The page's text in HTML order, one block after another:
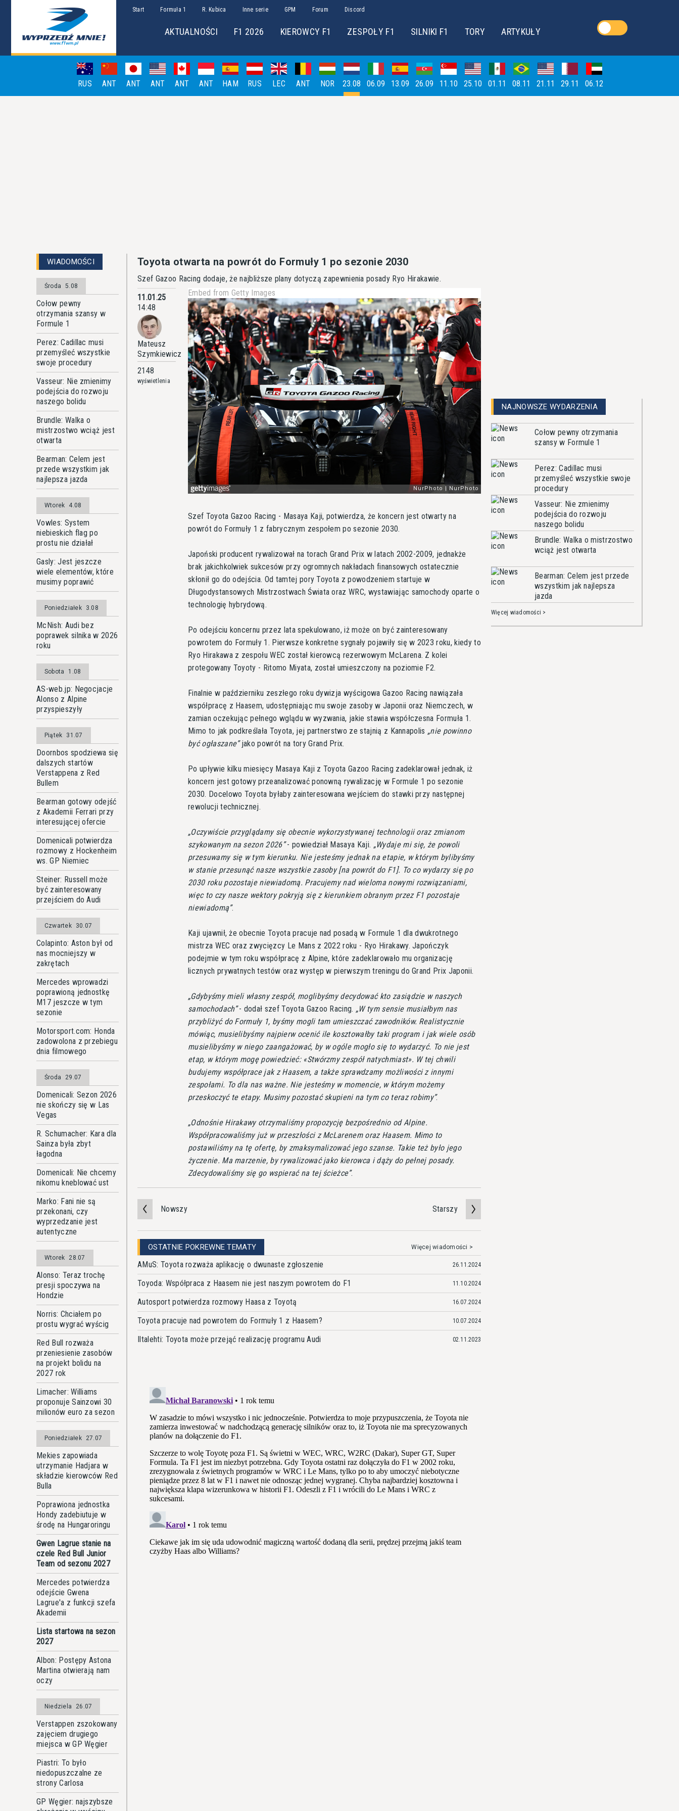
Start Formuła 1 R. Kubica Inne serie GPM Forum Discord
AKTUALNOŚCI F1 2026 KIEROWCY F1 ZESPOŁY F1 SILNIKI F1 TORY ARTYKUŁY
RUS ANT ANT ANT ANT ANT HAM RUS LEC ANT NOR 23.08 06.09 13.09 26.09 11.10 25.10 01.11 08.11 21.11 29.11 06.12
WIADOMOŚCI
Środa 5.08
Cołow pewny
otrzymania szansy w
Formule 1
Perez: Cadillac musi
przemyśleć wszystkie
swoje procedury
Vasseur: Nie zmienimy
podejścia do rozwoju
naszego bolidu
Brundle: Walka o
mistrzostwo wciąż jest
otwarta
Bearman: Celem jest
przede wszystkim jak
najlepsza jazda
Wtorek 4.08
Vowles: System
niebieskich flag po
prostu nie działał
Gasly: Jest jeszcze
wiele elementów, które
musimy poprawić
Poniedziałek 3.08
McNish: Audi bez
poprawek silnika w 2026
roku
Sobota 1.08
AS-web.jp: Negocjacje
Alonso z Alpine
przyspieszyły
Piątek 31.07
Doornbos spodziewa się
dalszych startów
Verstappena z Red
Bullem
Bearman gotowy odejść
z Akademii Ferrari przy
interesującej ofercie
Domenicali potwierdza
rozmowy z Hockenheim
ws. GP Niemiec
Steiner: Russell może
być zainteresowany
przejściem do Audi
Czwartek 30.07
Colapinto: Aston był od
nas mocniejszy w
zakrętach
Mercedes wprowadzi
poprawioną jednostkę
M17 jeszcze w tym
sezonie
Motorsport.com: Honda
zadowolona z przebiegu
dnia filmowego
Środa 29.07
Domenicali: Sezon 2026
nie skończy się w Las
Vegas
R. Schumacher: Kara dla
Sainza była zbyt
łagodna
Domenicali: Nie chcemy
nikomu kneblować ust
Marko: Fani nie są
przekonani, czy
wyprzedzanie jest
autentyczne
Wtorek 28.07
Alonso: Teraz trochę
presji spoczywa na
Hondzie
Norris: Chciałem po
prostu wygrać wyścig
Red Bull rozważa
przeniesienie zasobów
na projekt bolidu na
2027 rok
Limacher: Williams
proponuje Sainzowi 30
milionów euro za sezon
Poniedziałek 27.07
Mekies zapowiada
utrzymanie Hadjara w
składzie kierowców Red
Bulla
Poprawiona jednostka
Hondy zadebiutuje w
środę na Hungaroringu
Gwen Lagrue stanie na
czele Red Bull Junior
Team od sezonu 2027
Mercedes potwierdza
odejście Gwena
Lagrue'a z funkcji szefa
Akademii
Lista startowa na sezon
2027
Albon: Postępy Astona
Martina otwierają nam
oczy
Niedziela 26.07
Verstappen zszokowany
zajęciem drugiego
miejsca w GP Węgier
Piastri: To było
niedopuszczalne ze
strony Carlosa
GP Węgier: najszybsze
Toyota otwarta na powrót do Formuły 1 po sezonie 2030
Szef Gazoo Racing dodaje, że najbliższe plany dotyczą zapewnienia posady Ryo Hirakawie.
11.01.25
14:48
Mateusz
Szymkiewicz
2148
wyświetlenia
Embed from Getty Images
Szef Toyota Gazoo Racing - Masaya Kaji, potwierdza, że koncern jest otwarty na
powrót do Formuły 1 z fabrycznym zespołem po sezonie 2030.
Japoński producent rywalizował na torach Grand Prix w latach 2002-2009, jednakże
brak jakichkolwiek sukcesów przy ogromnych nakładach finansowych ostatecznie
skłonił go do odejścia. Od tamtej pory Toyota z powodzeniem startuje w
Długodystansowych Mistrzostwach Świata oraz WRC, wystawiając samochody oparte o
technologię hybrydową.
Po odejściu koncernu przez lata spekulowano, iż może on być zainteresowany
powrotem do Formuły 1. Pierwsze konkretne sygnały pojawiły się w 2023 roku, kiedy to
Ryo Hirakawa z zespołu WEC został kierowcą rezerwowym McLarena. Z kolei
protegowany Toyoty - Ritomo Miyata, został umieszczony na poziomie F2.
Finalnie w październiku zeszłego roku dywizja wyścigowa Gazoo Racing nawiązała
współpracę z Haasem, udostępniając mu swoje zasoby w Japonii oraz Niemczech, w
zamian oczekując pełnego wglądu w wyzwania, jakie stawia współczesna Formuła 1.
Mimo to jak podkreślała Toyota, jej partnerstwo ze stajnią z Kannapolis
nie powinno
być ogłaszane jako powrót na tory Grand Prix.
Po upływie kilku miesięcy Masaya Kaji z Toyota Gazoo Racing zadeklarował jednak, iż
koncern jest gotowy przeanalizować ponowną rywalizację w Formule 1 po sezonie
2030. Docelowo Toyota byłaby zainteresowana wejściem do stawki przy następnej
rewolucji technicznej.
Oczywiście przyglądamy się obecnie wykorzystywanej technologii oraz zmianom
szykowanym na sezon 2026 - powiedział Masaya Kaji. Wydaje mi się, że powoli
przesuwamy się w tym kierunku. Nie jesteśmy jednak na etapie, w którym bylibyśmy
w stanie przesunąć nasze wszystkie zasoby [na powrót do F1]. To co wydarzy się po
2030 roku pozostaje niewiadomą. Pracujemy nad wieloma nowymi rozwiązaniami,
więc to czy nasze wektory pokryją się z kierunkiem obranym przez F1 pozostaje
niewiadomą .
Kaji ujawnił, że obecnie Toyota pracuje nad posadą w Formule 1 dla dwukrotnego
mistrza WEC oraz zwycięzcy Le Mans z 2022 roku - Ryo Hirakawy. Japończyk
podejmie w tym roku współpracę z Alpine, które zadeklarowało mu organizację
licznych prywatnych testów oraz występ w pierwszym treningu do Grand Prix Japonii.
Gdybyśmy mieli własny zespół, moglibyśmy decydować kto zasiądzie w naszych
samochodach - dodał szef Toyota Gazoo Racing.
W tym sensie musiałbym nas
przybliżyć do Formuły 1, byśmy mogli tam umieszczać zawodników. Realistycznie
mówiąc, musielibyśmy najpierw ocenić ile kosztowałby taki program i jak wiele osób
musielibyśmy w niego zaangażować, by w ogóle mogło się to wydarzyć. To nie jest
etap, w którym mogę powiedzieć: «Stwórzmy zespół natychmiast». W tej chwili
budujemy współprace jak z Haasem, a także sprawdzamy możliwości z innymi
zespołami. To dla nas ważne. Nie jesteśmy w momencie, w którym możemy
przeskoczyć te etapy. Musimy pozostać skupieni na tym co teraz robimy .
Odnośnie Hirakawy otrzymaliśmy propozycję bezpośrednio od Alpine.
Współpracowaliśmy już w przeszłości z McLarenem oraz Haasem. Mimo to
postawiliśmy na tę ofertę, by zmaksymalizować jego szanse. Takie też było jego
życzenie. Ma marzenie, by rywalizować jako kierowca i dąży do pełnej posady.
Zdecydowaliśmy się go wspierać na tej ścieżce .
Nowszy Starszy
OSTATNIE POKREWNE TEMATY Więcej wiadomości >
AMuS: Toyota rozważa aplikację o dwunaste zgłoszenie 26.11.2024
Toyoda: Współpraca z Haasem nie jest naszym powrotem do F1 11.10.2024
Autosport potwierdza rozmowy Haasa z Toyotą 16.07.2024
Toyota pracuje nad powrotem do Formuły 1 z Haasem? 10.07.2024
Iltalehti: Toyota może przejąć realizację programu Audi 02.11.2023
NAJNOWSZE WYDARZENIA
Cołow pewny otrzymania
szansy w Formule 1
Perez: Cadillac musi
przemyśleć wszystkie swoje
procedury
Vasseur: Nie zmienimy
podejścia do rozwoju
naszego bolidu
Brundle: Walka o mistrzostwo
wciąż jest otwarta
Bearman: Celem jest przede
wszystkim jak najlepsza
jazda
Więcej wiadomości >